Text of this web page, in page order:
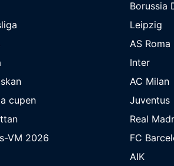
cupen
VM 2026
Borussia
Leipzig
AS Roma
Inter
AC Milan
Juventus
Real
FC
AIK